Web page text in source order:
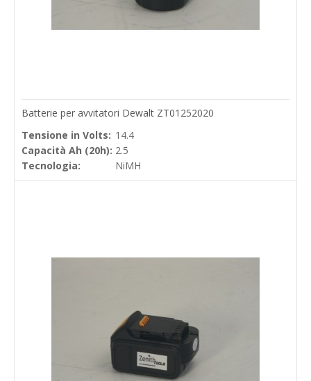
Batterie per avvitatori Dewalt ZT01252020
Tensione in Volts: 14.4
Capacità Ah (20h): 2.5
Tecnologia:
NiMH